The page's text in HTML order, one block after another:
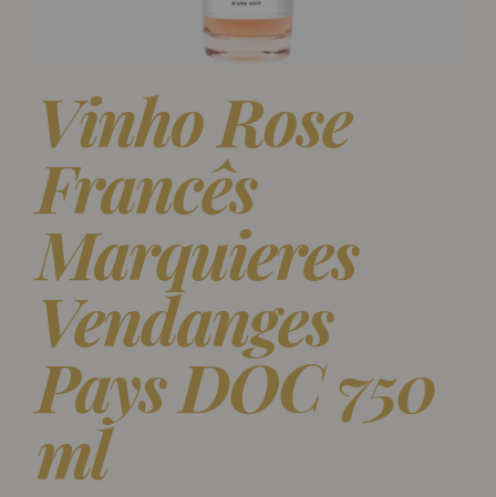
Vinho Rose
Francês
Marquieres
Vendanges
Pays DOC 750
ml